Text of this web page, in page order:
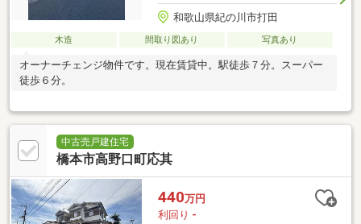
和歌山県紀の川市打田
木造 間取り図あり 写真あり
オーナーチェンジ物件です。現在賃貸中。駅徒歩７分。スーパー
徒歩６分。
中古売戸建住宅
橋本市高野口町応其
440万円
利回り -